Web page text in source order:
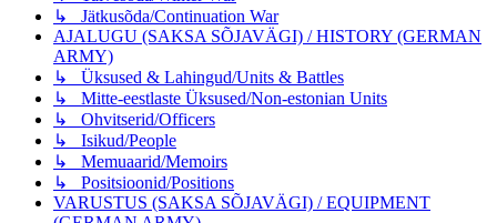
↳ Jätkusõda/Continuation War
AJALUGU (SAKSA SÕJAVÄGI) / HISTORY (GERMAN
ARMY)
↳ Üksused & Lahingud/Units & Battles
↳ Mitte-eestlaste Üksused/Non-estonian Units
↳ Ohvitserid/Officers
↳ Isikud/People
↳ Memuaarid/Memoirs
↳ Positsioonid/Positions
VARUSTUS (SAKSA SÕJAVÄGI) / EQUIPMENT